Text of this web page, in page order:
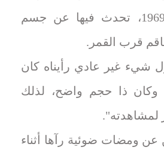
"أبولو 11" عام 1969، تحدث فيها عن جسم
قرب القمر.
شيء غير عادي رأيناه كان
وكان ذا حجم واضح، لذلك
لمشاهدته".
ومضات ضوئية رآها أثناء